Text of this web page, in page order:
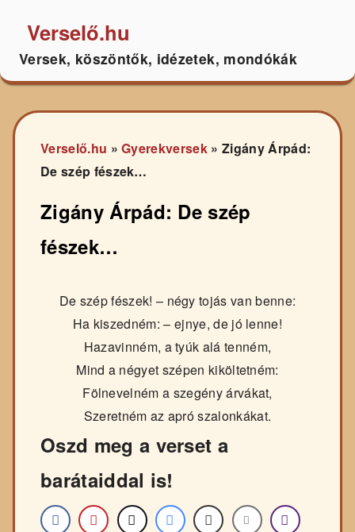
Verselő.hu
Versek, köszöntők, idézetek, mondókák
Verselő.hu »Gyerekversek » Zigány Árpád:
De szép fészek…
Zigány Árpád: De szép
fészek…
De szép fészek! – négy tojás van benne:
Ha kiszedném: – ejnye, de jó lenne!
Hazavinném, a tyúk alá tenném,
Mind a négyet szépen kiköltetném:
Fölnevelném a szegény árvákat,
Szeretném az apró szalonkákat.
Oszd meg a verset a
barátaiddal is!